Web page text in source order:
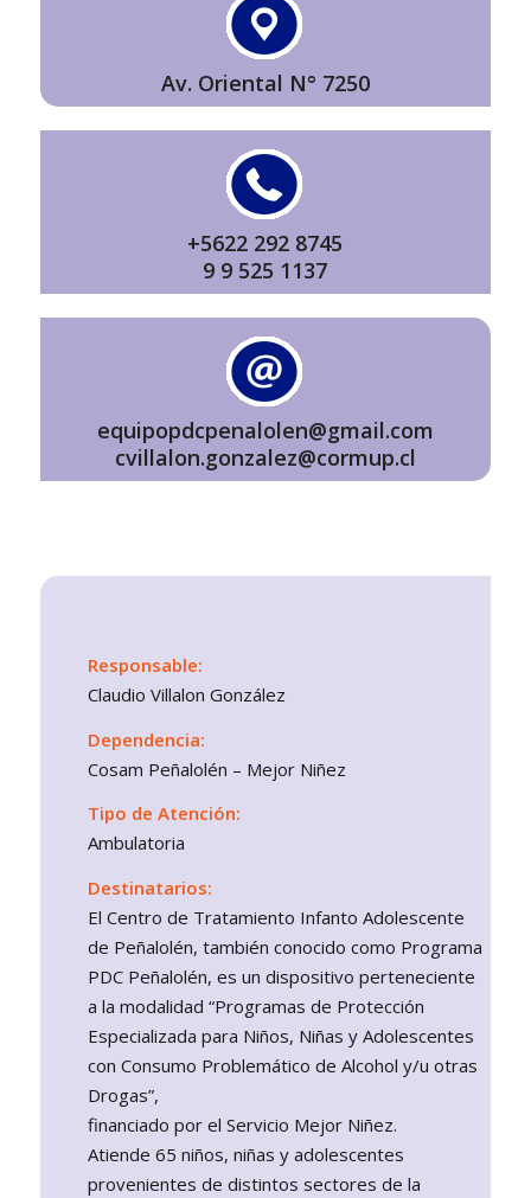
Av. Oriental N° 7250
+5622 292 8745
9 9 525 1137
equipopdcpenalolen@gmail.com
cvillalon.gonzalez@cormup.cl
Responsable:
Claudio Villalon González
Dependencia:
Cosam Peñalolén – Mejor Niñez
Tipo de Atención:
Ambulatoria
Destinatarios:
El Centro de Tratamiento Infanto Adolescente
de Peñalolén, también conocido como Programa
PDC Peñalolén, es un dispositivo perteneciente
a la modalidad “Programas de Protección
Especializada para Niños, Niñas y Adolescentes
con Consumo Problemático de Alcohol y/u otras
Drogas”,
financiado por el Servicio Mejor Niñez.
Atiende 65 niños, niñas y adolescentes
provenientes de distintos sectores de la